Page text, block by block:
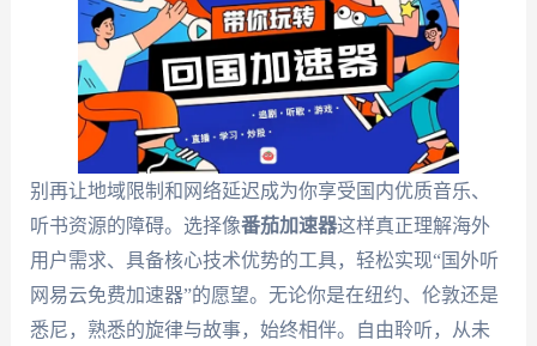
别再让地域限制和网络延迟成为你享受国内优质音乐、
听书资源的障碍。选择像番茄加速器这样真正理解海外
用户需求、具备核心技术优势的工具，轻松实现“国外听
网易云免费加速器”的愿望。无论你是在纽约、伦敦还是
悉尼，熟悉的旋律与故事，始终相伴。自由聆听，从未